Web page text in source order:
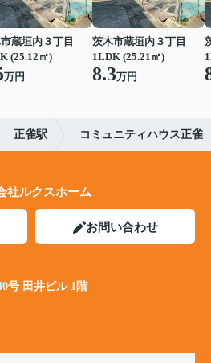
蔵垣内３丁目
(25.12㎡)
万円
茨木市蔵垣内３丁目
1LDK (25.21㎡)
8.3万円
正雀駅 コミュニティハウス正雀
社ルクスホーム
お問い合わせ
号 田井ビル 1階